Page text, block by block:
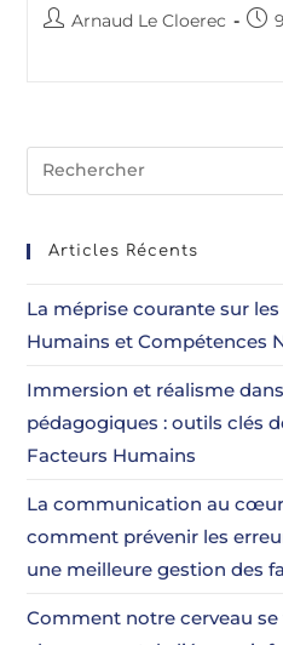
Arnaud Le Cloerec
Articles Récents
La méprise courante sur
Humains et Compétences
Immersion et réalisme
pédagogiques : outils clés
Facteurs Humains
La communication au
comment prévenir les
une meilleure gestion des
Comment notre cerveau